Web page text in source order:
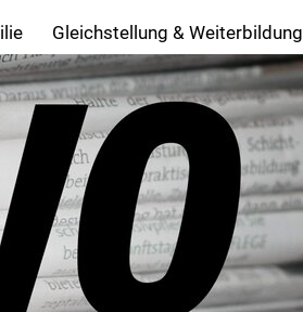
Gleichstellung & Weiterbildung